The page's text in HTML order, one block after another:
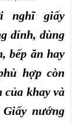
nghĩ giấy
dính, dùng
bếp ăn hay
hợp còn
của khay và
nướng